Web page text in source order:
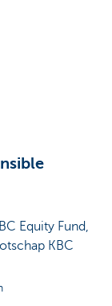
Equity Fund,
KBC